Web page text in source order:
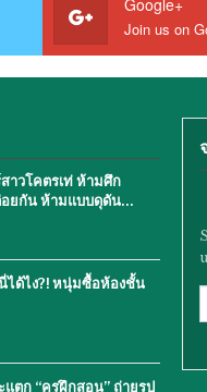
Join us on
าวโคตรเท่ ห้ามศึก
ยกัน ห้ามแบบดุดัน…
ได้ไง?! หนุ่มซื้อห้องชั้น
แตก “ครูฝึกสอน” ถ่ายรูป